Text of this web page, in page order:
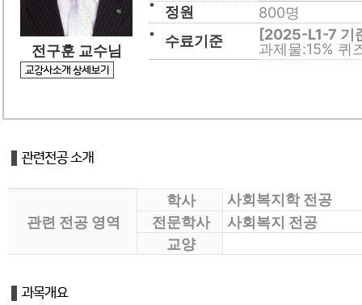
교육원 소개
전구훈 교수님
정원
800명
수료기준
[2025-L1-7 기
과제물:15% 퀴
관련 전공 영역
학사
사회복지학 전공
전문학사
사회복지 전공
교양